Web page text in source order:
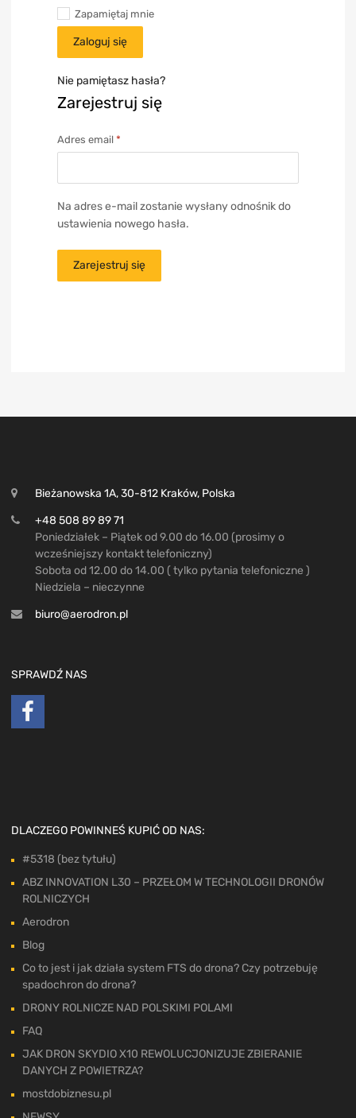
Zapamiętaj mnie
Zaloguj się
Nie pamiętasz hasła?
Zarejestruj się
Adres email *
Na adres e-mail zostanie wysłany odnośnik do
ustawienia nowego hasła.
Zarejestruj się
Bieżanowska 1A, 30-812 Kraków, Polska
+48 508 89 89 71
Poniedziałek – Piątek od 9.00 do 16.00 (prosimy o
wcześniejszy kontakt telefoniczny)
Sobota od 12.00 do 14.00 ( tylko pytania telefoniczne )
Niedziela – nieczynne
biuro@aerodron.pl
SPRAWDŹ NAS
DLACZEGO POWINNEŚ KUPIĆ OD NAS:
#5318 (bez tytułu)
ABZ INNOVATION L30 – PRZEŁOM W TECHNOLOGII DRONÓW
ROLNICZYCH
Aerodron
Blog
Co to jest i jak działa system FTS do drona? Czy potrzebuję
spadochron do drona?
DRONY ROLNICZE NAD POLSKIMI POLAMI
FAQ
JAK DRON SKYDIO X10 REWOLUCJONIZUJE ZBIERANIE
DANYCH Z POWIETRZA?
mostdobiznesu.pl